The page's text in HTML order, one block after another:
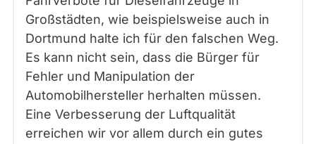
Großstädten, wie beispielsweise auch in
Dortmund halte ich für den falschen Weg.
Es kann nicht sein, dass die Bürger für
Fehler und Manipulation der
Automobilhersteller herhalten müssen.
Eine Verbesserung der Luftqualität
erreichen wir vor allem durch ein gutes